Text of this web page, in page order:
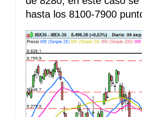
hasta los 8100-7900